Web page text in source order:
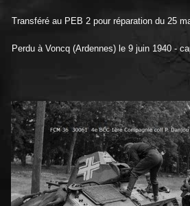
Transféré au PEB 2 pour réparation du 25
Perdu à Voncq (Ardennes) le 9 juin 1940 -